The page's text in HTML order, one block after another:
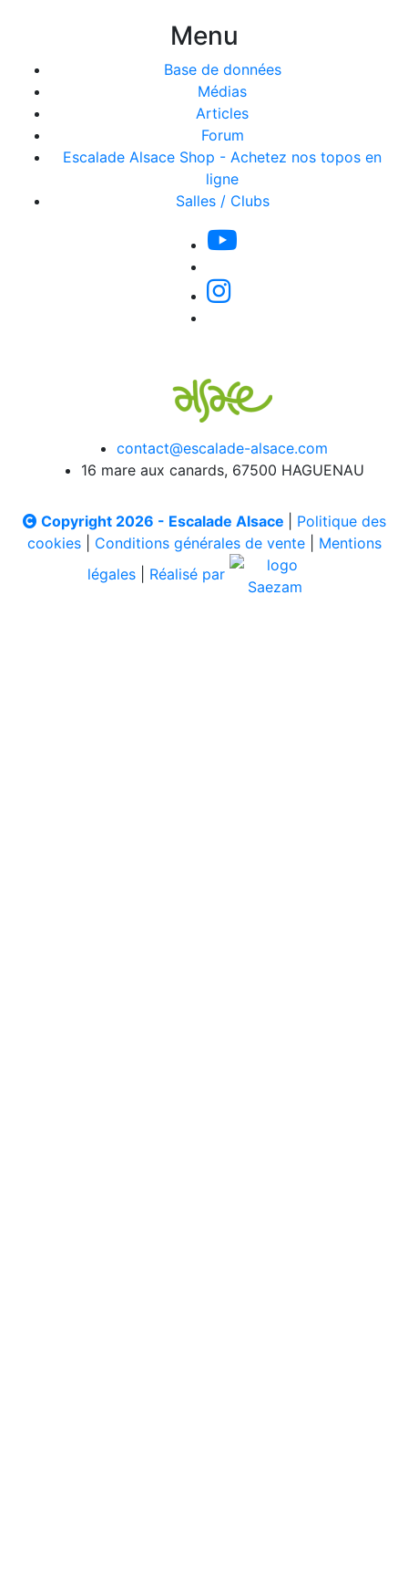
Menu
Base de données
Médias
Articles
Forum
Escalade Alsace Shop - Achetez nos topos en
ligne
Salles / Clubs
contact@escalade-alsace.com
16 mare aux canards, 67500 HAGUENAU
Copyright 2026 - Escalade Alsace
Politique des
cookies| Conditions générales de vente| Mentions
légales
Réalisé par